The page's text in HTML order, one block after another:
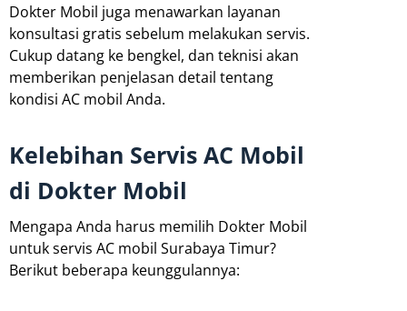
Dokter Mobil juga menawarkan layanan
konsultasi gratis sebelum melakukan servis.
Cukup datang ke bengkel, dan teknisi akan
memberikan penjelasan detail tentang
kondisi AC mobil Anda.
Kelebihan Servis AC Mobil
di Dokter Mobil
Mengapa Anda harus memilih Dokter Mobil
untuk servis AC mobil Surabaya Timur?
Berikut beberapa keunggulannya: